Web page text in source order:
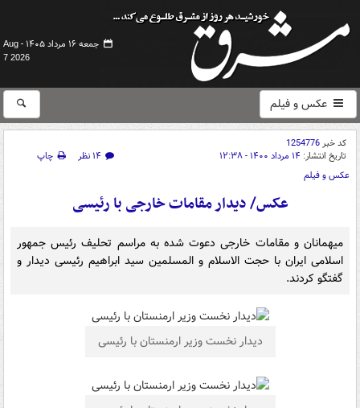
جمعه ۱۶ مرداد ۱۴۰۵ -
Aug
7 2026
عکس و فیلم
کد خبر1254776
تاریخ انتشار: ۱۴ مرداد ۱۴۰۰ - ۱۲:۳۸ ۱۴ نظر
چاپ
عکس و فیلم
عکس/ دیدار مقامات خارجی با رئیسی
میهمانان و مقامات خارجی دعوت شده به مراسم تحلیف رئیس جمهور
اسلامی ایران با حجت الاسلام و المسلمین سید ابراهیم رئیسی دیدار و
گفتگو کردند.
دیدار نخست وزیر ارمنستان با رئیسی